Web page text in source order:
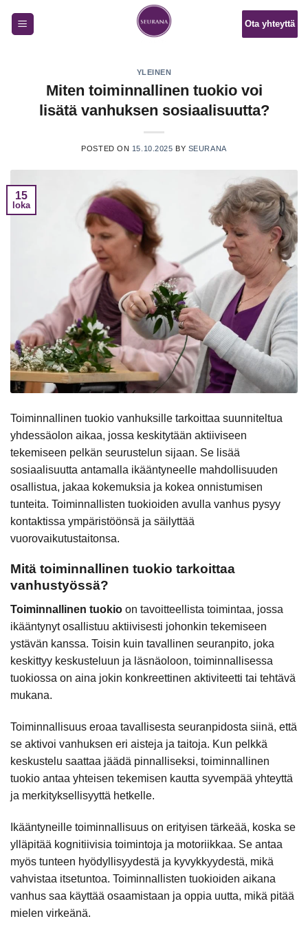
Ota yhteyttä
YLEINEN
Miten toiminnallinen tuokio voi
lisätä vanhuksen sosiaalisuutta?
POSTED ON 15.10.2025 BY SEURANA
15
loka
Toiminnallinen tuokio vanhuksille tarkoittaa suunniteltua
yhdessäolon aikaa, jossa keskitytään aktiiviseen
tekemiseen pelkän seurustelun sijaan. Se lisää
sosiaalisuutta antamalla ikääntyneelle mahdollisuuden
osallistua, jakaa kokemuksia ja kokea onnistumisen
tunteita. Toiminnallisten tuokioiden avulla vanhus pysyy
kontaktissa ympäristöönsä ja säilyttää
vuorovaikutustaitonsa.
Mitä toiminnallinen tuokio tarkoittaa
vanhustyössä?
Toiminnallinen tuokio on tavoitteellista toimintaa, jossa
ikääntynyt osallistuu aktiivisesti johonkin tekemiseen
ystävän kanssa. Toisin kuin tavallinen seuranpito, joka
keskittyy keskusteluun ja läsnäoloon, toiminnallisessa
tuokiossa on aina jokin konkreettinen aktiviteetti tai tehtävä
mukana.
Toiminnallisuus eroaa tavallisesta seuranpidosta siinä, että
se aktivoi vanhuksen eri aisteja ja taitoja. Kun pelkkä
keskustelu saattaa jäädä pinnalliseksi, toiminnallinen
tuokio antaa yhteisen tekemisen kautta syvempää yhteyttä
ja merkityksellisyyttä hetkelle.
Ikääntyneille toiminnallisuus on erityisen tärkeää, koska se
ylläpitää kognitiivisia toimintoja ja motoriikkaa. Se antaa
myös tunteen hyödyllisyydestä ja kyvykkyydestä, mikä
vahvistaa itsetuntoa. Toiminnallisten tuokioiden aikana
vanhus saa käyttää osaamistaan ja oppia uutta, mikä pitää
mielen virkeänä.